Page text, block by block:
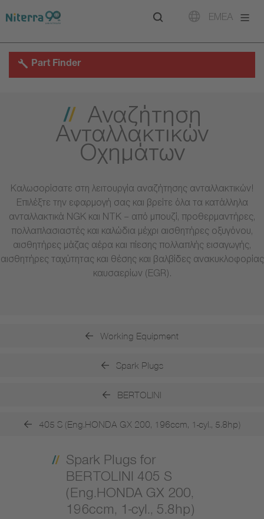
to
to
to
EMEA
Part Finder
Αναζήτηση
Ανταλλακτικών
Οχημάτων
Καλωσορίσατε στη λειτουργία αναζήτησης ανταλλακτικών!
Επιλέξτε την εφαρμογή σας και βρείτε όλα τα κατάλληλα
ανταλλακτικά NGK και NTK – από μπουζί, προθερμαντήρες,
πολλαπλασιαστές και καλώδια μέχρι αισθητήρες οξυγόνου,
αισθητήρες μάζας αέρα και πίεσης πολλαπλής εισαγωγής,
αισθητήρες ταχύτητας και θέσης και βαλβίδες ανακυκλοφορίας
καυσαερίων (EGR).
Working Equipment
Spark Plugs
BERTOLINI
405 S (Eng.HONDA GX 200, 196ccm, 1-cyl., 5.8hp)
Spark Plugs for
BERTOLINI 405 S
(Eng.HONDA GX 200,
196ccm, 1-cyl., 5.8hp)